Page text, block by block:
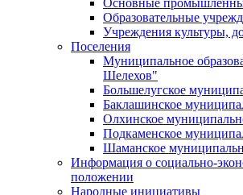
Образовательные
Учреждения культуры,
Поселения
Муниципальное
Шелехов"
Большелугское
Баклашинское
Олхинское
Подкаменское
Шаманское
Информация о социально-
положении
Народные инициативы